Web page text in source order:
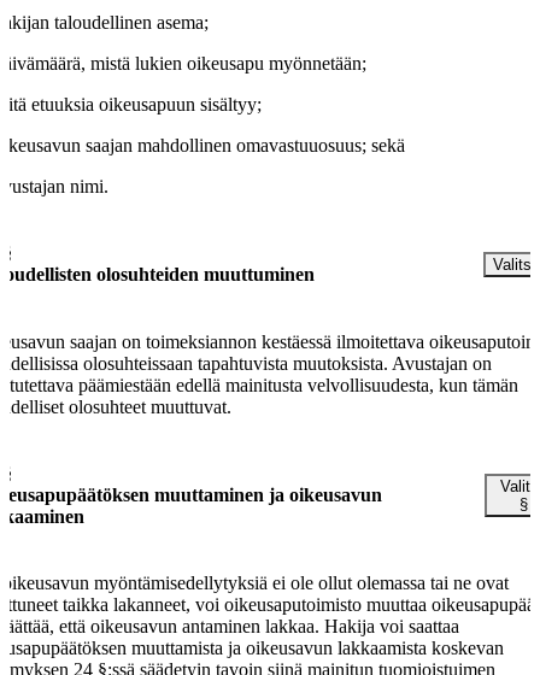
taloudellinen asema;
mistä lukien oikeusapu myönnetään;
etuuksia oikeusapuun sisältyy;
saajan mahdollinen omavastuuosuus; sekä
nimi.
olosuhteiden muuttuminen
saajan on toimeksiannon kestäessä ilmoitettava
olosuhteissaan tapahtuvista muutoksista. Avustajan on
päämiestään edellä mainitusta velvollisuudesta, kun tämän
olosuhteet muuttuvat.
muuttaminen ja oikeusavun
§
oikeusavun myöntämisedellytyksiä ei ole ollut olemassa tai ne ovat
taikka lakanneet, voi oikeusaputoimisto muuttaa
että oikeusavun antaminen lakkaa. Hakija voi saattaa
muuttamista ja oikeusavun lakkaamista koskevan
24 §:ssä säädetyin tavoin siinä mainitun tuomioistuimen